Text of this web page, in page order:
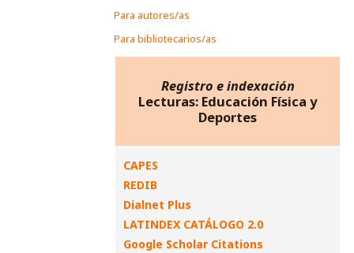
Para autores/as
Para bibliotecarios/as
Registro e indexación
Lecturas: Educación Física y
Deportes
CAPES
REDIB
Dialnet Plus
LATINDEX CATÁLOGO 2.0
Google Scholar Citations